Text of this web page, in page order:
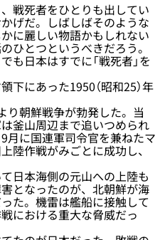
戦死者をひとりも出してい
げだ。しばしばそのような
に麗しい物語かもしれない
ひとつというべきだろう。
も日本はすでに「戦死者」を
にあった1950（昭和25）年
朝鮮戦争が勃発した。当
釜山周辺まで追いつめられ
月に国連軍司令官を兼ねたマ
陸作戦がみごとに成功し、
日本海側の元山への上陸も
となったのが、北朝鮮が海
た。機雷は艦船に接触して
における重大な脅威だっ